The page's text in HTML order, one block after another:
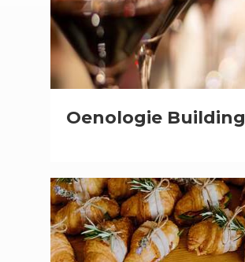
Oenologie Building